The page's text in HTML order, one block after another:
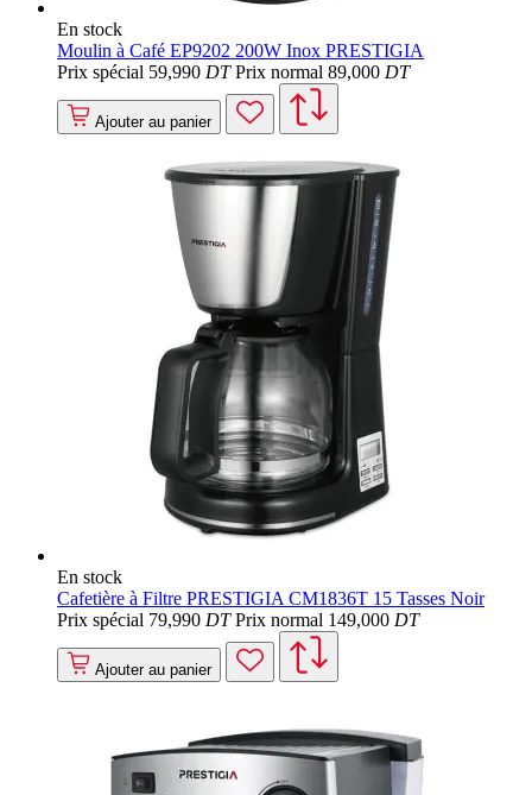
En stock
Moulin à Café EP9202 200W Inox PRESTIGIA
Prix spécial 59,990 DT Prix normal 89,000 DT
Ajouter au panier
En stock
Cafetière à Filtre PRESTIGIA CM1836T 15 Tasses Noir
Prix spécial 79,990 DT Prix normal 149,000 DT
Ajouter au panier